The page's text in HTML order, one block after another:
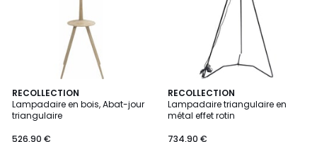
RECOLLECTION
Lampadaire en bois, Abat-jour
triangulaire
526,90 €
RECOLLECTION
Lampadaire triangulaire en
métal effet rotin
734,90 €